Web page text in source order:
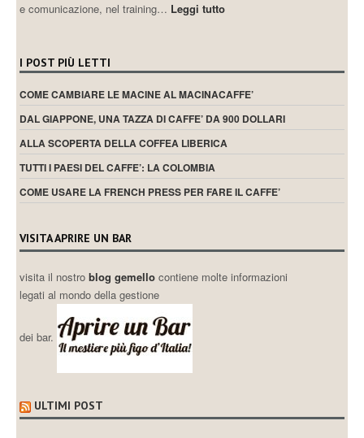
e comunicazione, nel training… Leggi tutto
I POST PIÙ LETTI
COME CAMBIARE LE MACINE AL MACINACAFFE’
DAL GIAPPONE, UNA TAZZA DI CAFFE’ DA 900 DOLLARI
ALLA SCOPERTA DELLA COFFEA LIBERICA
TUTTI I PAESI DEL CAFFE’: LA COLOMBIA
COME USARE LA FRENCH PRESS PER FARE IL CAFFE’
VISITA APRIRE UN BAR
visita il nostroblog gemellocontiene molte informazioni
legati al mondo della gestione
dei bar.
ULTIMI POST